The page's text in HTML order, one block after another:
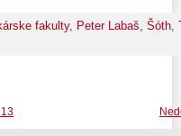
fakulty, Peter Labaš Šóth